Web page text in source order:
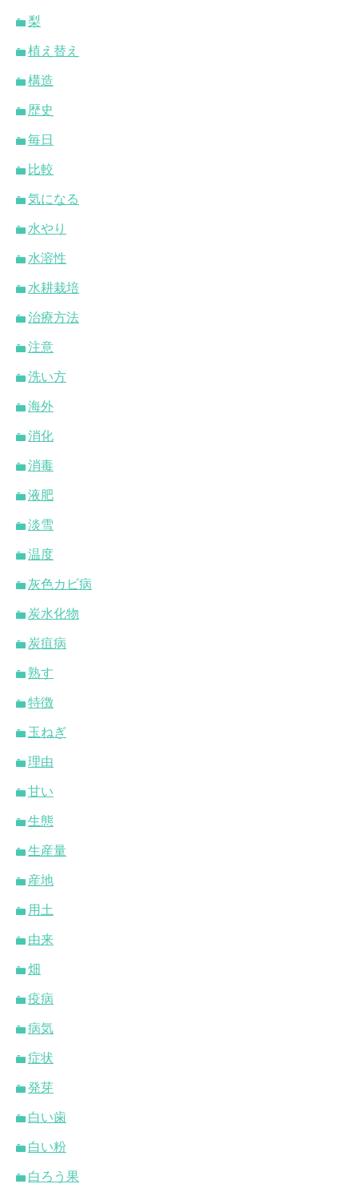
梨
植え替え
構造
歴史
毎日
比較
気になる
水やり
水溶性
水耕栽培
治療方法
注意
洗い方
海外
消化
消毒
液肥
淡雪
温度
灰色カビ病
炭水化物
炭疽病
熟す
特徴
玉ねぎ
理由
甘い
生態
生産量
産地
用土
由来
畑
疫病
病気
症状
発芽
白い歯
白い粉
白ろう果